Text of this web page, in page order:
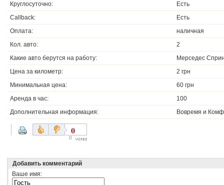
Круглосуточно:
Есть
Callback:
Есть
Оплата:
наличная
Кол. авто:
2
Какие авто берутся на работу:
Мерседес
Цена за километр:
2 грн
Минимальная цена:
60 грн
Аренда в час:
100
Дополнительная информация:
Вовремя и
0
0
Добавить комментарий
Ваше имя: